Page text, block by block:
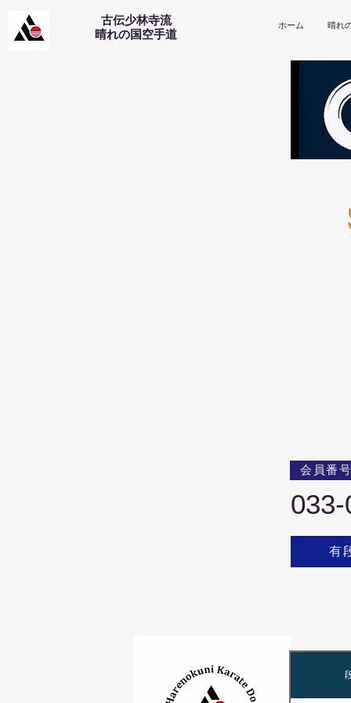
古伝少林寺流
​晴れの国空手道
ホーム 晴れ
会員番号
有